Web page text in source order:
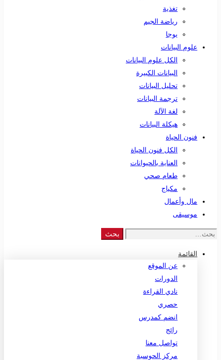
تغذية
رياضة الجيم
يوجا
علوم البيانات
الكل علوم البيانات
البيانات الكبيرة
تحليل البيانات
ترجمة البيانات
لغة الآلة
هيكلة البيانات
فنون الحياة
الكل فنون الحياة
العناية بالحيوانات
طعام صحي
مكياج
مال وأعمال
موسيقى
Search
بحث
القائمة
عن الموقع
الدورات
نادي القراءة
حصري
انضم كمدرس
رائج
تواصل معنا
مركز الحوسبة